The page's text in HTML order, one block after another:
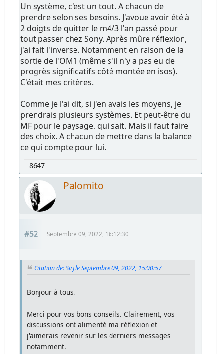
Un système, c'est un tout. A chacun de
prendre selon ses besoins. J'avoue avoir été à
2 doigts de quitter le m4/3 l'an passé pour
tout passer chez Sony. Après mûre réflexion,
j'ai fait l'inverse. Notamment en raison de la
sortie de l'OM1 (même s'il n'y a pas eu de
progrès significatifs côté montée en isos).
C'était mes critères.
Comme je l'ai dit, si j'en avais les moyens, je
prendrais plusieurs systèmes. Et peut-être du
MF pour le paysage, qui sait. Mais il faut faire
des choix. A chacun de mettre dans la balance
ce qui compte pour lui.
8647
Palomito
#52 Septembre 09, 2022, 16:12:30
Citation de: SirJ le Septembre 09, 2022, 15:00:57
Bonjour à tous,
Merci pour vos bons conseils. Clairement, vos
discussions ont alimenté ma réflexion et
j'aimerais revenir sur les derniers messages
notamment.